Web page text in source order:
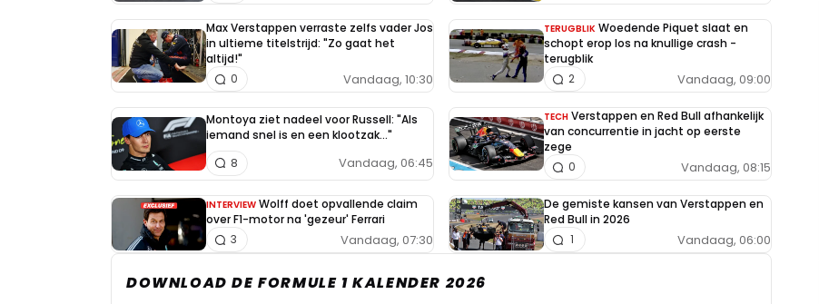
Max Verstappen verraste zelfs vader Jos
in ultieme titelstrijd: "Zo gaat het
altijd!"
Vandaag, 10:30
0
TERUGBLIK Woedende Piquet slaat en
schopt erop los na knullige crash -
terugblik
Vandaag, 09:00
2
Montoya ziet nadeel voor Russell: "Als
iemand snel is en een klootzak..."
Vandaag, 06:45
8
TECH Verstappen en Red Bull afhankelijk
van concurrentie in jacht op eerste
zege
Vandaag, 08:15
0
INTERVIEW Wolff doet opvallende claim
over F1-motor na 'gezeur' Ferrari
Vandaag, 07:30
3
De gemiste kansen van Verstappen en
Red Bull in 2026
Vandaag, 06:00
1
DOWNLOAD DE FORMULE 1 KALENDER 2026